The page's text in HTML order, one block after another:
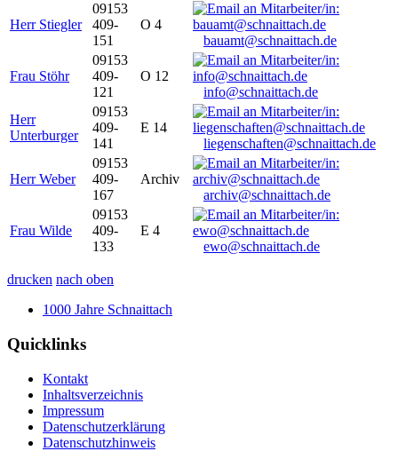
Herr Stiegler
09153
409-
151
O 4
bauamt@schnaittach.de
Frau Stöhr
09153
409-
121
O 12
info@schnaittach.de
Herr
Unterburger
09153
409-
141
E 14
liegenschaften@schnaittach.de
Herr Weber
09153
409-
167
Archiv
archiv@schnaittach.de
Frau Wilde
09153
409-
133
E 4
ewo@schnaittach.de
drucken nach oben
1000 Jahre Schnaittach
Quicklinks
Kontakt
Inhaltsverzeichnis
Impressum
Datenschutzerklärung
Datenschutzhinweis